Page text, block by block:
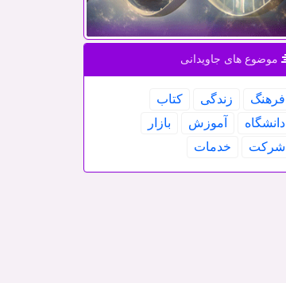
موضوع های جاویدانی
فرهنگ زندگی
كتاب
دانشگاه
آموزش
بازار
شركت
خدمات